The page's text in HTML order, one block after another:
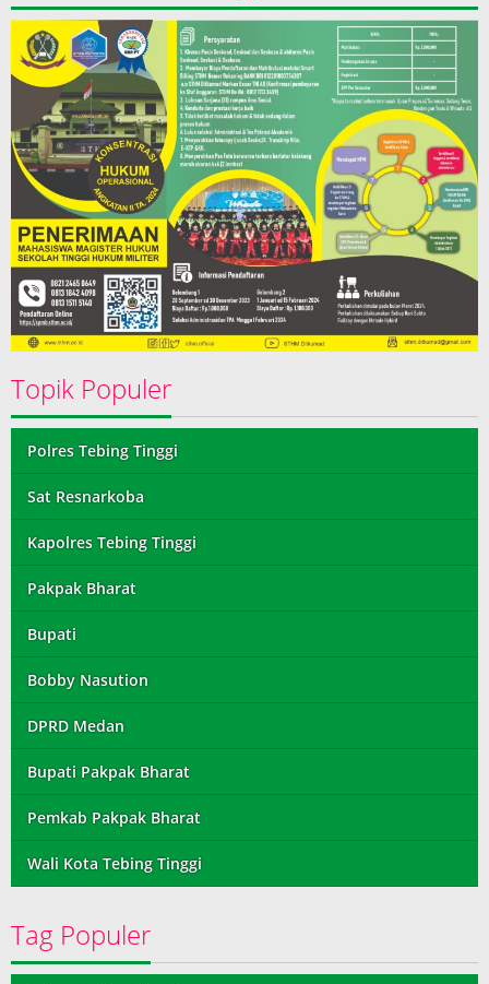
Topik Populer
Polres Tebing Tinggi
Sat Resnarkoba
Kapolres Tebing Tinggi
Pakpak Bharat
Bupati
Bobby Nasution
DPRD Medan
Bupati Pakpak Bharat
Pemkab Pakpak Bharat
Wali Kota Tebing Tinggi
Tag Populer